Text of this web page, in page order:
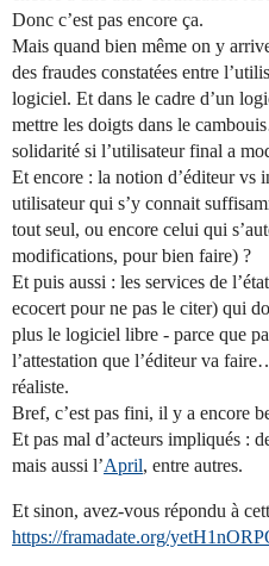
Donc c’est pas encore ça.
Mais quand bien même on y
des fraudes constatées entre
logiciel. Et dans le cadre d’un
mettre les doigts dans le
solidarité si l’utilisateur final a
Et encore : la notion d’éditeur vs
utilisateur qui s’y connait
tout seul, ou encore celui qui
modifications, pour bien faire) ?
Et puis aussi : les services de
ecocert pour ne pas le citer) qui
plus le logiciel libre - parce que
l’attestation que l’éditeur va
réaliste.
Bref, c’est pas fini, il y a encore
Et pas mal d’acteurs impliqués :
mais aussi l’April, entre autres.
Et sinon, avez-vous répondu à
https://framadate.org/